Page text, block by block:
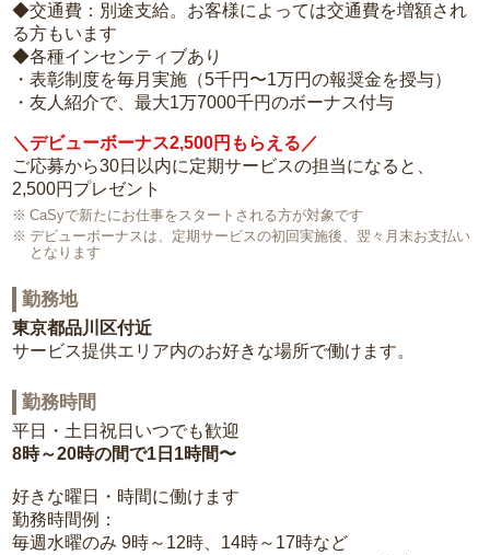
◆交通費：別途支給。お客様によっては交通費を増額され
る方もいます
◆各種インセンティブあり
・表彰制度を毎月実施（5千円〜1万円の報奨金を授与）
・友人紹介で、最大1万7000千円のボーナス付与
＼デビューボーナス2,500円もらえる／
ご応募から30日以内に定期サービスの担当になると、
2,500円プレゼント
CaSyで新たにお仕事をスタートされる方が対象です
デビューボーナスは、定期サービスの初回実施後、翌々月末お支払い
となります
勤務地
東京都品川区付近
サービス提供エリア内のお好きな場所で働けます。
勤務時間
平日・土日祝日いつでも歓迎
8時～20時の間で1日1時間〜
好きな曜日・時間に働けます
勤務時間例：
毎週水曜のみ 9時～12時、14時～17時など